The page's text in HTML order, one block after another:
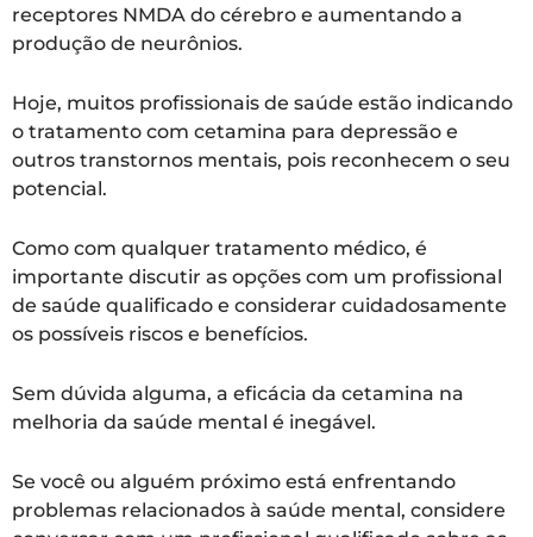
receptores NMDA do cérebro e aumentando a
produção de neurônios.
Hoje, muitos profissionais de saúde estão indicando
o tratamento com cetamina para depressão e
outros transtornos mentais, pois reconhecem o seu
potencial.
Como com qualquer tratamento médico, é
importante discutir as opções com um profissional
de saúde qualificado e considerar cuidadosamente
os possíveis riscos e benefícios.
Sem dúvida alguma, a eficácia da cetamina na
melhoria da saúde mental é inegável.
Se você ou alguém próximo está enfrentando
problemas relacionados à saúde mental, considere